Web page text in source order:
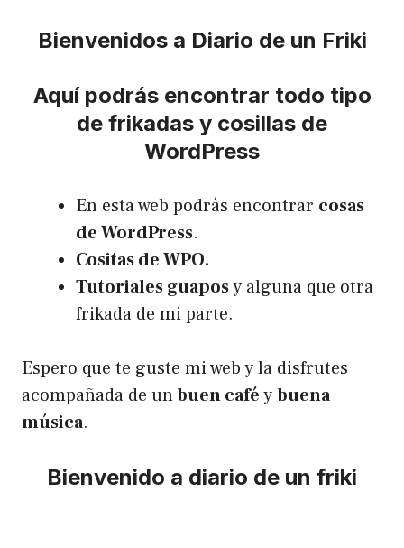
Bienvenidos a Diario de un Friki
Aquí podrás encontrar todo tipo
de frikadas y cosillas de
WordPress
En esta web podrás encontrar cosas
de WordPress.
Cositas de WPO.
Tutoriales guaposy alguna que otra
frikada de mi parte.
Espero que te guste mi web y la disfrutes
acompañada de unbuen caféybuena
música.
Bienvenido a diario de un friki